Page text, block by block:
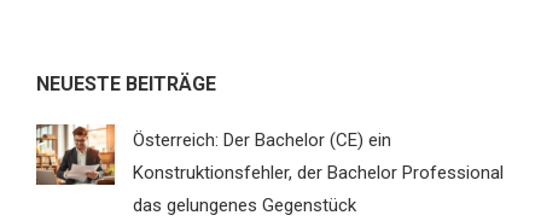
NEUESTE BEITRÄGE
Österreich: Der Bachelor (CE) ein
Konstruktionsfehler, der Bachelor Professional
das gelungenes Gegenstück